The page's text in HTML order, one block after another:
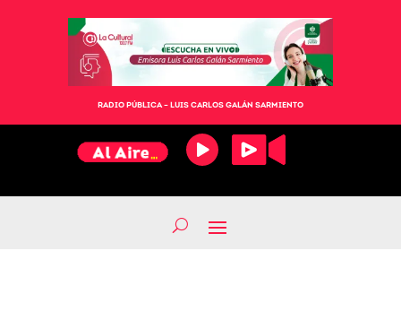
RADIO PÚBLICA – LUIS CARLOS GALÁN SARMIENTO